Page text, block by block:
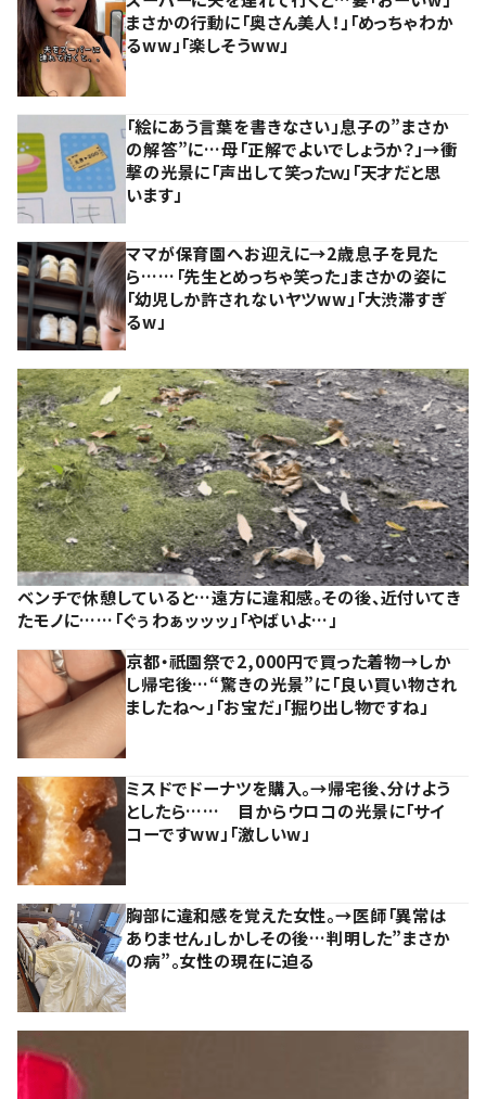
まさかの行動に「奥さん美人！」「めっちゃわか
るww」「楽しそうww」
「絵にあう言葉を書きなさい」息子の”まさか
の解答”に…母「正解でよいでしょうか？」→衝
撃の光景に「声出して笑ったｗ」「天才だと思
います」
ママが保育園へお迎えに→2歳息子を見た
ら……「先生とめっちゃ笑った」まさかの姿に
「幼児しか許されないヤツww」「大渋滞すぎ
るw」
ベンチで休憩していると…遠方に違和感。その後、近付いてき
たモノに……「ぐぅわぁッッッ」「やばいよ…」
京都・祇園祭で2,000円で買った着物→しか
し帰宅後…“驚きの光景”に「良い買い物され
ましたね～」「お宝だ」「掘り出し物ですね」
ミスドでドーナツを購入。→帰宅後、分けよう
としたら…… 目からウロコの光景に「サイ
コーですww」「激しいw」
胸部に違和感を覚えた女性。→医師「異常は
ありません」しかしその後…判明した”まさか
の病”。女性の現在に迫る